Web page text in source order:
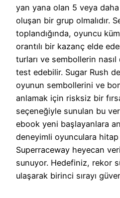
yan yana olan 5 veya
oluşan bir grup olmalıdır.
toplandığında, oyuncu
orantılı bir kazanç elde
turları ve sembollerin nasıl
test edebilir. Sugar Rush
oyunun sembollerini ve
anlamak için risksiz bir
seçeneğiyle sunulan bu
ebook yeni başlayanlara
deneyimli oyunculara hitap
Superraceway heyecan
sunuyor. Hedefiniz, rekor
ulaşarak birinci sırayı